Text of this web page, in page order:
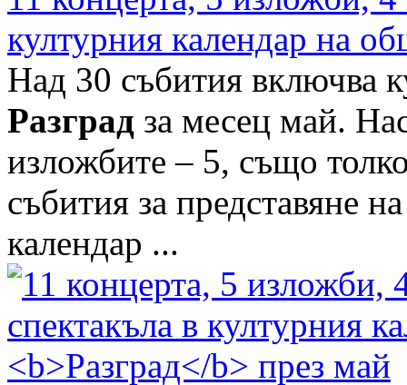
културния календар на
Над 30 събития включва
Разград за месец май.
изложбите – 5, също
събития за представяне
календар ...